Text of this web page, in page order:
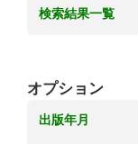
検索結果一覧
オプション
出版年月